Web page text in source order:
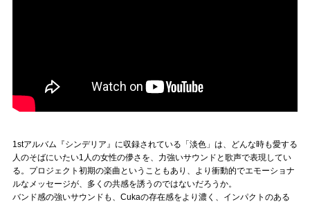
1stアルバム『シンデリア』に収録されている「淡色」は、どんな時も愛する
人のそばにいたい1人の女性の儚さを、力強いサウンドと歌声で表現してい
る。プロジェクト初期の楽曲ということもあり、より衝動的でエモーショナ
ルなメッセージが、多くの共感を誘うのではないだろうか。
バンド感の強いサウンドも、Cukaの存在感をより濃く、インパクトのある